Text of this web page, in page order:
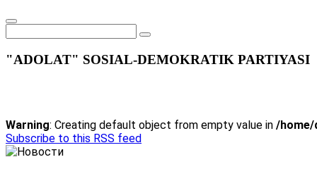
"ADOLAT" SOSIAL-DEMOKRATIK PARTIYASI
Warning: Creating default object from empty value in /home/
Subscribe to this RSS feed